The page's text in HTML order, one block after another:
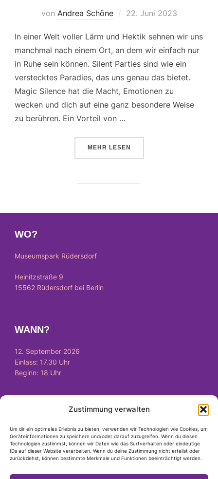
Zustimmung verwalten
Um dir ein optimales Erlebnis zu bieten, verwenden wir Technologien wie Cookies, um
Geräteinformationen zu speichern und/oder darauf zuzugreifen. Wenn du diesen
Technologien zustimmst, können wir Daten wie das Surfverhalten oder eindeutige
IDs auf dieser Website verarbeiten. Wenn du deine Zustimmung nicht erteilst oder
zurückziehst, können bestimmte Merkmale und Funktionen beeinträchtigt werden.
von Andrea Schöne
Veröffentlicht
22. Juni 2023
In einer Welt voller Lärm und Hektik sehnen wir uns
manchmal nach einem Ort, an dem wir einfach nur
in Ruhe sein können. Silent Parties sind wie ein
verstecktes Paradies, das uns genau das bietet.
Magic Silence hat die Macht, Emotionen zu
wecken und dich auf eine ganz besondere Weise
zu berühren. Ein Vorteil von …
MEHR ÜBER „MAGIC SILENCE – EINE
LESEN
WO?
Museumspark Rüdersdorf
Heinitzstraße 9
15562 Rüdersdorf bei Berlin
WANN?
12. September 2026
Einlass: 17.30 Uhr
Beginn: 18 Uhr
Ticketshierverfügbar